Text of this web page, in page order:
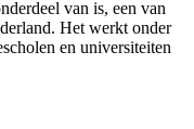
van is, een van
Het werkt onder
en universiteiten